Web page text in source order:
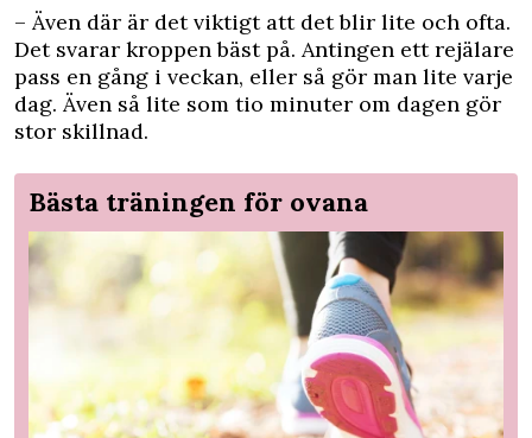
– Även där är det viktigt att det blir lite och ofta.
Det svarar kroppen bäst på. Antingen ett rejälare
pass en gång i veckan, eller så gör man lite varje
dag. Även så lite som tio minuter om dagen gör
stor skillnad.
Bästa träningen för ovana